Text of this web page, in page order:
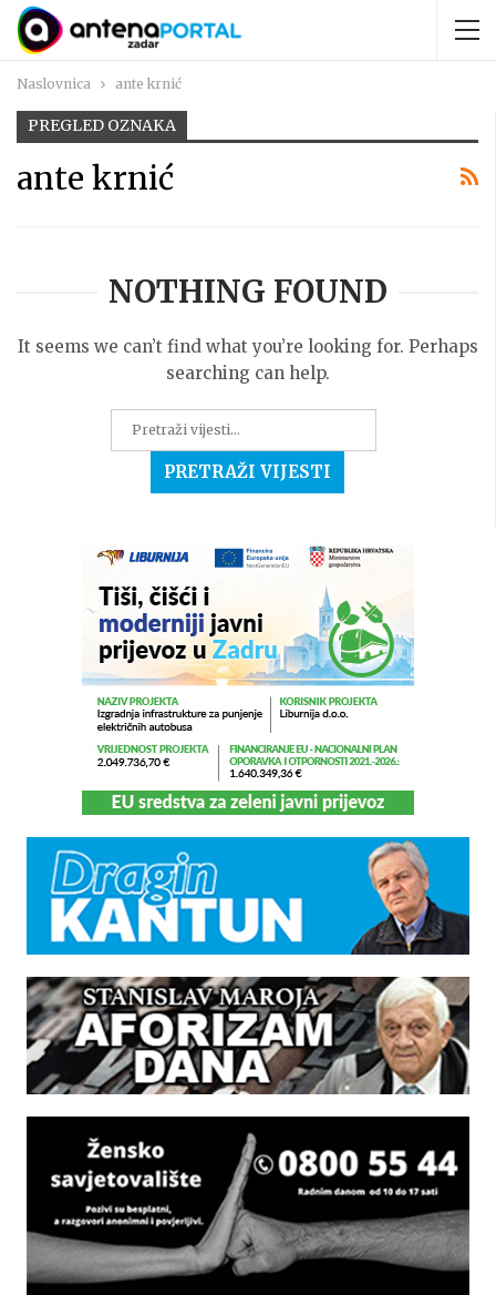
Naslovnica ante krnić
PREGLED OZNAKA
ante krnić
NOTHING FOUND
It seems we can’t find what you’re looking for. Perhaps
searching can help.